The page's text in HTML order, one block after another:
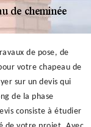
de pose, de
votre chapeau de
sur un devis qui
de la phase
consiste à étudier